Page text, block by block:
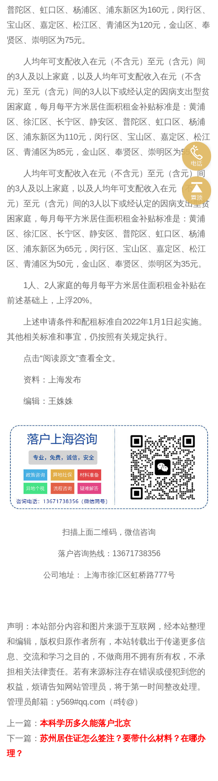
普陀区、虹口区、杨浦区、浦东新区为160元，闵行区、
宝山区、嘉定区、松江区、青浦区为120元，金山区、奉
贤区、崇明区为75元。
人均年可支配收入在元（不含元）至元（含元）间
的3人及以上家庭，以及人均年可支配收入在元（不含
元）至元（含元）间的3人以下或经认定的因病支出型贫
困家庭，每月每平方米居住面积租金补贴标准是：黄浦
区、徐汇区、长宁区、静安区、普陀区、虹口区、杨浦
区、浦东新区为110元，闵行区、宝山区、嘉定区、松江
区、青浦区为85元，金山区、奉贤区、崇明区为55元。
人均年可支配收入在元（不含元）至元（含元）间
的3人及以上家庭，以及人均年可支配收入在元（不含
元）至元（含元）间的3人以下或经认定的因病支出型贫
困家庭，每月每平方米居住面积租金补贴标准是：黄浦
区、徐汇区、长宁区、静安区、普陀区、虹口区、杨浦
区、浦东新区为65元，闵行区、宝山区、嘉定区、松江
区、青浦区为50元，金山区、奉贤区、崇明区为35元。
1人、2人家庭的每月每平方米居住面积租金补贴在
前述基础上，上浮20%。
上述申请条件和配租标准自2022年1月1日起实施。
其他相关标准和事宜，仍按照有关规定执行。
点击“阅读原文”查看全文。
资料：上海发布
编辑：王姝姝
扫描上面二维码，微信咨询
落户咨询热线：13671738356
公司地址： 上海市徐汇区虹桥路777号
声明：本站部分内容和图片来源于互联网，经本站整理
和编辑，版权归原作者所有，本站转载出于传递更多信
息、交流和学习之目的，不做商用不拥有所有权，不承
担相关法律责任。若有来源标注存在错误或侵犯到您的
权益，烦请告知网站管理员，将于第一时间整改处理。
管理员邮箱：y569#qq.com（#转@）
上一篇： 本科学历多久能落户北京
下一篇： 苏州居住证怎么签注？要带什么材料？在哪办
理？